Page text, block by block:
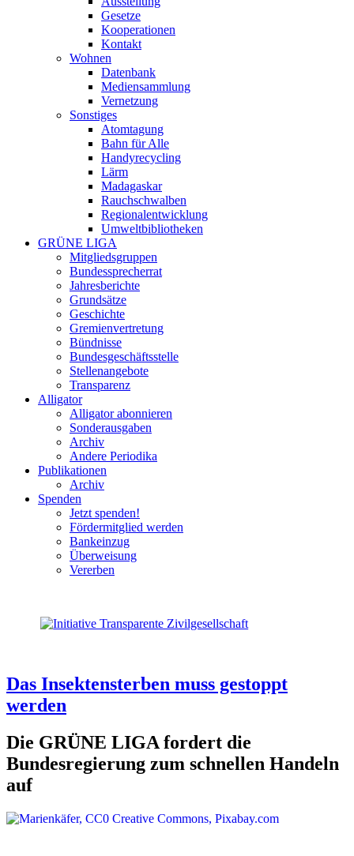
Gesetze
Kooperationen
Kontakt
Wohnen
Datenbank
Mediensammlung
Vernetzung
Sonstiges
Atomtagung
Bahn für Alle
Handyrecycling
Lärm
Madagaskar
Rauchschwalben
Regionalentwicklung
Umweltbibliotheken
GRÜNE LIGA
Mitgliedsgruppen
Bundessprecherrat
Jahresberichte
Grundsätze
Geschichte
Gremienvertretung
Bündnisse
Bundesgeschäftsstelle
Stellenangebote
Transparenz
Alligator
Alligator abonnieren
Sonderausgaben
Archiv
Andere Periodika
Publikationen
Archiv
Spenden
Jetzt spenden!
Fördermitglied werden
Bankeinzug
Überweisung
Vererben
Das Insektensterben muss gestoppt
werden
Die GRÜNE LIGA fordert die
Bundesregierung zum schnellen Handeln
auf